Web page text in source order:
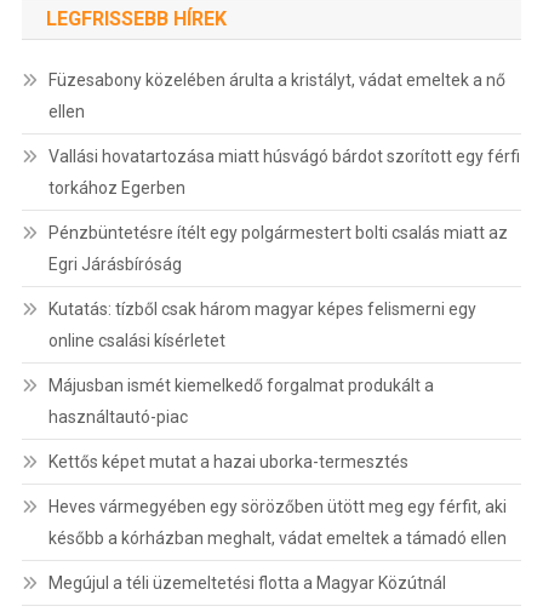
LEGFRISSEBB HÍREK
Füzesabony közelében árulta a kristályt, vádat emeltek a nő
ellen
Vallási hovatartozása miatt húsvágó bárdot szorított egy férfi
torkához Egerben
Pénzbüntetésre ítélt egy polgármestert bolti csalás miatt az
Egri Járásbíróság
Kutatás: tízből csak három magyar képes felismerni egy
online csalási kísérletet
Májusban ismét kiemelkedő forgalmat produkált a
használtautó-piac
Kettős képet mutat a hazai uborka-termesztés
Heves vármegyében egy sörözőben ütött meg egy férfit, aki
később a kórházban meghalt, vádat emeltek a támadó ellen
Megújul a téli üzemeltetési flotta a Magyar Közútnál